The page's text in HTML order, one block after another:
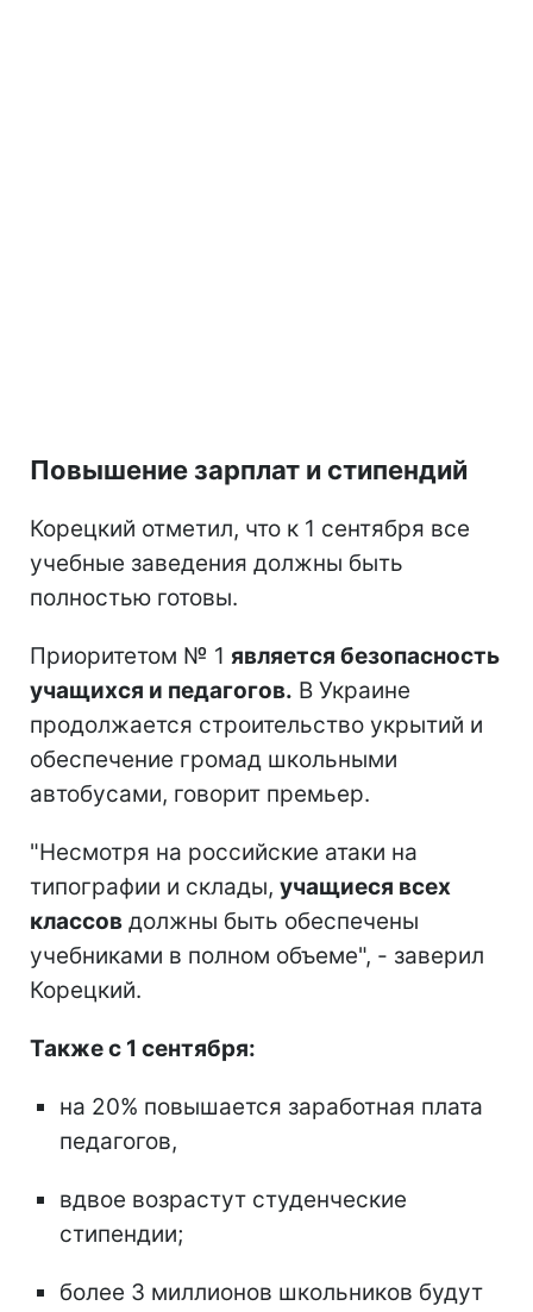
Повышение зарплат и стипендий
Корецкий отметил, что к 1 сентября все
учебные заведения должны быть
полностью готовы.
Приоритетом № 1 является безопасность
учащихся и педагогов. В Украине
продолжается строительство укрытий и
обеспечение громад школьными
автобусами, говорит премьер.
"Несмотря на российские атаки на
типографии и склады, учащиеся всех
классов должны быть обеспечены
учебниками в полном объеме", - заверил
Корецкий.
Также с 1 сентября:
на 20% повышается заработная плата
педагогов,
вдвое возрастут студенческие
стипендии;
более 3 миллионов школьников будут